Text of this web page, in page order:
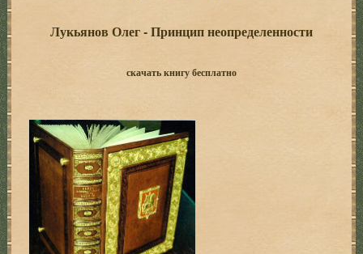
Лукьянов Олег - Принцип неопределенности
скачать книгу бесплатно